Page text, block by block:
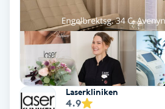
Enzympeeling
Extensions
Extensions borttagning
Laserkliniken
4.9